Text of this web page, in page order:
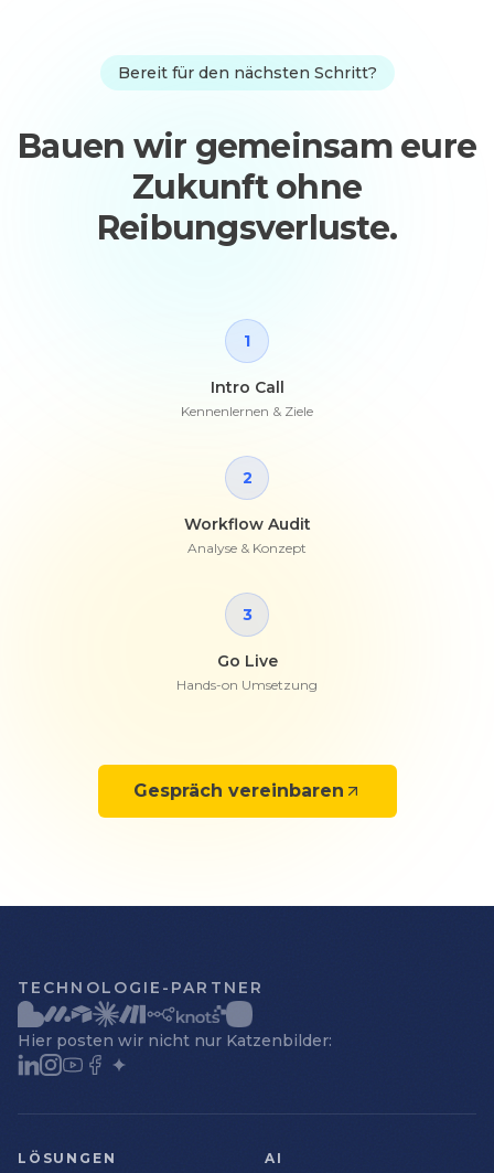
Bereit für den nächsten Schritt?
Bauen wir gemeinsam eure
Zukunft ohne
Reibungsverluste.
1
Intro Call
Kennenlernen & Ziele
2
Workflow Audit
Analyse & Konzept
3
Go Live
Hands-on Umsetzung
Gespräch vereinbaren
TECHNOLOGIE-PARTNER
Hier posten wir nicht nur Katzenbilder:
LÖSUNGEN AI